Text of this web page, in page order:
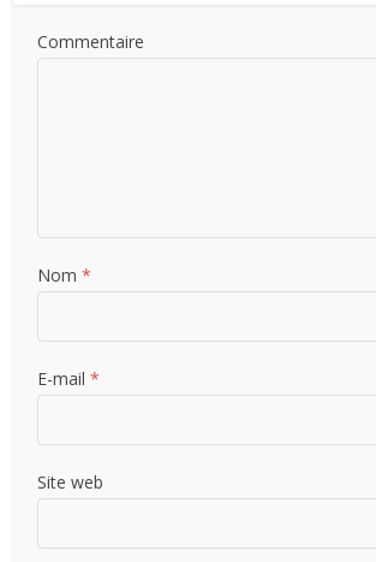
Commentaire
Nom*
E-mail*
Site web